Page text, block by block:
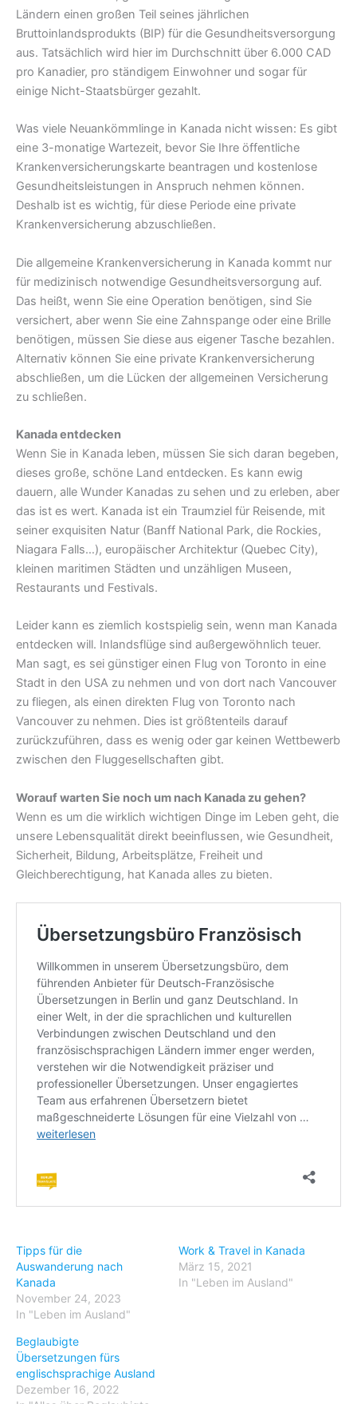
Ländern einen großen Teil seines jährlichen
Bruttoinlandsprodukts (BIP) für die Gesundheitsversorgung
aus. Tatsächlich wird hier im Durchschnitt über 6.000 CAD
pro Kanadier, pro ständigem Einwohner und sogar für
einige Nicht-Staatsbürger gezahlt.
Was viele Neuankömmlinge in Kanada nicht wissen: Es gibt
eine 3-monatige Wartezeit, bevor Sie Ihre öffentliche
Krankenversicherungskarte beantragen und kostenlose
Gesundheitsleistungen in Anspruch nehmen können.
Deshalb ist es wichtig, für diese Periode eine private
Krankenversicherung abzuschließen.
Die allgemeine Krankenversicherung in Kanada kommt nur
für medizinisch notwendige Gesundheitsversorgung auf.
Das heißt, wenn Sie eine Operation benötigen, sind Sie
versichert, aber wenn Sie eine Zahnspange oder eine Brille
benötigen, müssen Sie diese aus eigener Tasche bezahlen.
Alternativ können Sie eine private Krankenversicherung
abschließen, um die Lücken der allgemeinen Versicherung
zu schließen.
Kanada entdecken
Wenn Sie in Kanada leben, müssen Sie sich daran begeben,
dieses große, schöne Land entdecken. Es kann ewig
dauern, alle Wunder Kanadas zu sehen und zu erleben, aber
das ist es wert. Kanada ist ein Traumziel für Reisende, mit
seiner exquisiten Natur (Banff National Park, die Rockies,
Niagara Falls…), europäischer Architektur (Quebec City),
kleinen maritimen Städten und unzähligen Museen,
Restaurants und Festivals.
Leider kann es ziemlich kostspielig sein, wenn man Kanada
entdecken will. Inlandsflüge sind außergewöhnlich teuer.
Man sagt, es sei günstiger einen Flug von Toronto in eine
Stadt in den USA zu nehmen und von dort nach Vancouver
zu fliegen, als einen direkten Flug von Toronto nach
Vancouver zu nehmen. Dies ist größtenteils darauf
zurückzuführen, dass es wenig oder gar keinen Wettbewerb
zwischen den Fluggesellschaften gibt.
Worauf warten Sie noch um nach Kanada zu gehen?
Wenn es um die wirklich wichtigen Dinge im Leben geht, die
unsere Lebensqualität direkt beeinflussen, wie Gesundheit,
Sicherheit, Bildung, Arbeitsplätze, Freiheit und
Gleichberechtigung, hat Kanada alles zu bieten.
Tipps für die
Auswanderung nach
Kanada
November 24, 2023
In "Leben im Ausland"
Work & Travel in Kanada
März 15, 2021
In "Leben im Ausland"
Beglaubigte
Übersetzungen fürs
englischsprachige Ausland
Dezember 16, 2022